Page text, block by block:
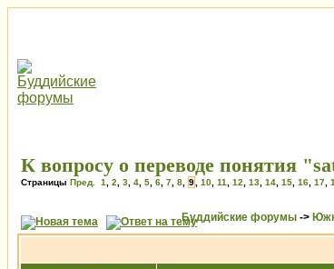
К вопросу о переводе понятия
Страницы Пред. 1 2 3 4 5 6 7 8 9 10 11 12 13 14 15 16 17
Буддийские форумы ->